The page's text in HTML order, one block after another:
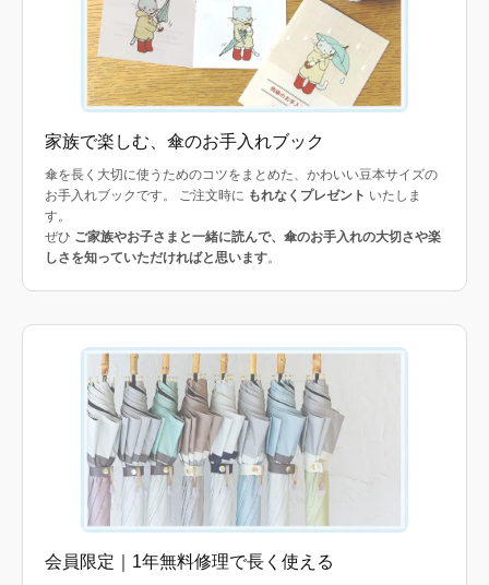
家族で楽しむ、傘のお手入れブック
傘を長く大切に使うためのコツをまとめた、かわいい豆本サイズの
お手入れブックです。 ご注文時に もれなくプレゼント いたしま
す。
ぜひ ご家族やお子さまと一緒に読んで、傘のお手入れの大切さや楽
しさを知っていただければと思います。
会員限定｜1年無料修理で長く使える